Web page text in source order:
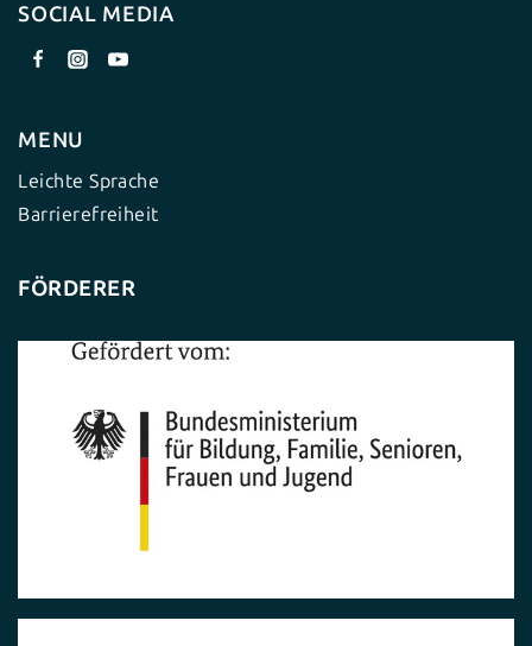
SOCIAL MEDIA
MENU
Leichte Sprache
Barrierefreiheit
FÖRDERER